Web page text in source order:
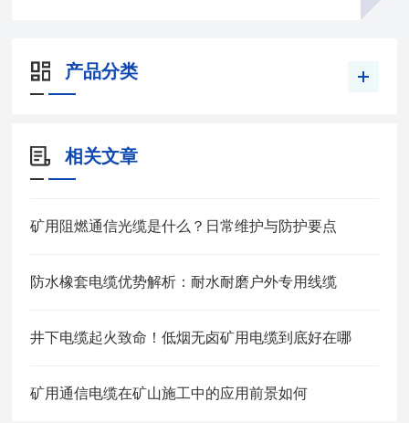
产品分类
相关文章
矿用阻燃通信光缆是什么？日常维护与防护要点
防水橡套电缆优势解析：耐水耐磨户外专用线缆
井下电缆起火致命！低烟无卤矿用电缆到底好在哪
矿用通信电缆在矿山施工中的应用前景如何